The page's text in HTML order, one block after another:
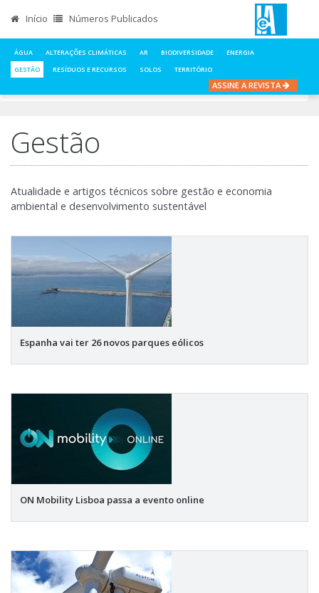
Início Números Publicados
ÁGUA ALTERAÇÕES CLIMÁTICAS AR BIODIVERSIDADE
ENERGIA
GESTÃO
RESÍDUOS E RECURSOS SOLOS TERRITÓRIO
ASSINE A REVISTA
Gestão
Atualidade e artigos técnicos sobre gestão e economia
ambiental e desenvolvimento sustentável
Espanha vai ter 26 novos parques eólicos
ON Mobility Lisboa passa a evento online